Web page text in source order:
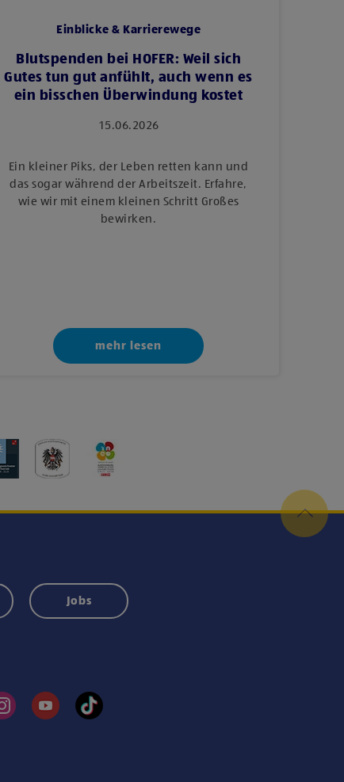
Einblicke & Karrierewege
Blutspenden bei HOFER: Weil sich
Gutes tun gut anfühlt, auch wenn es
ein bisschen Überwindung kostet
15.06.2026
Ein kleiner Piks, der Leben retten kann und
das sogar während der Arbeitszeit. Erfahre,
wie wir mit einem kleinen Schritt Großes
bewirken.
mehr lesen
Jobs